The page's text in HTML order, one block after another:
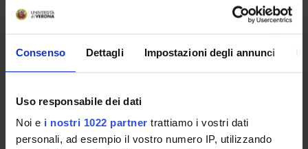
Consenso Dettagli Impostazioni degli annunci
Uso responsabile dei dati
Noi e i nostri 1022 partner trattiamo i vostri dati
personali, ad esempio il vostro numero IP, utilizzando
DOTTORATI DI RICERCA
BIBLIOTECHE
CENTRI DI RICERCA
LABORATORI DI RICERCA